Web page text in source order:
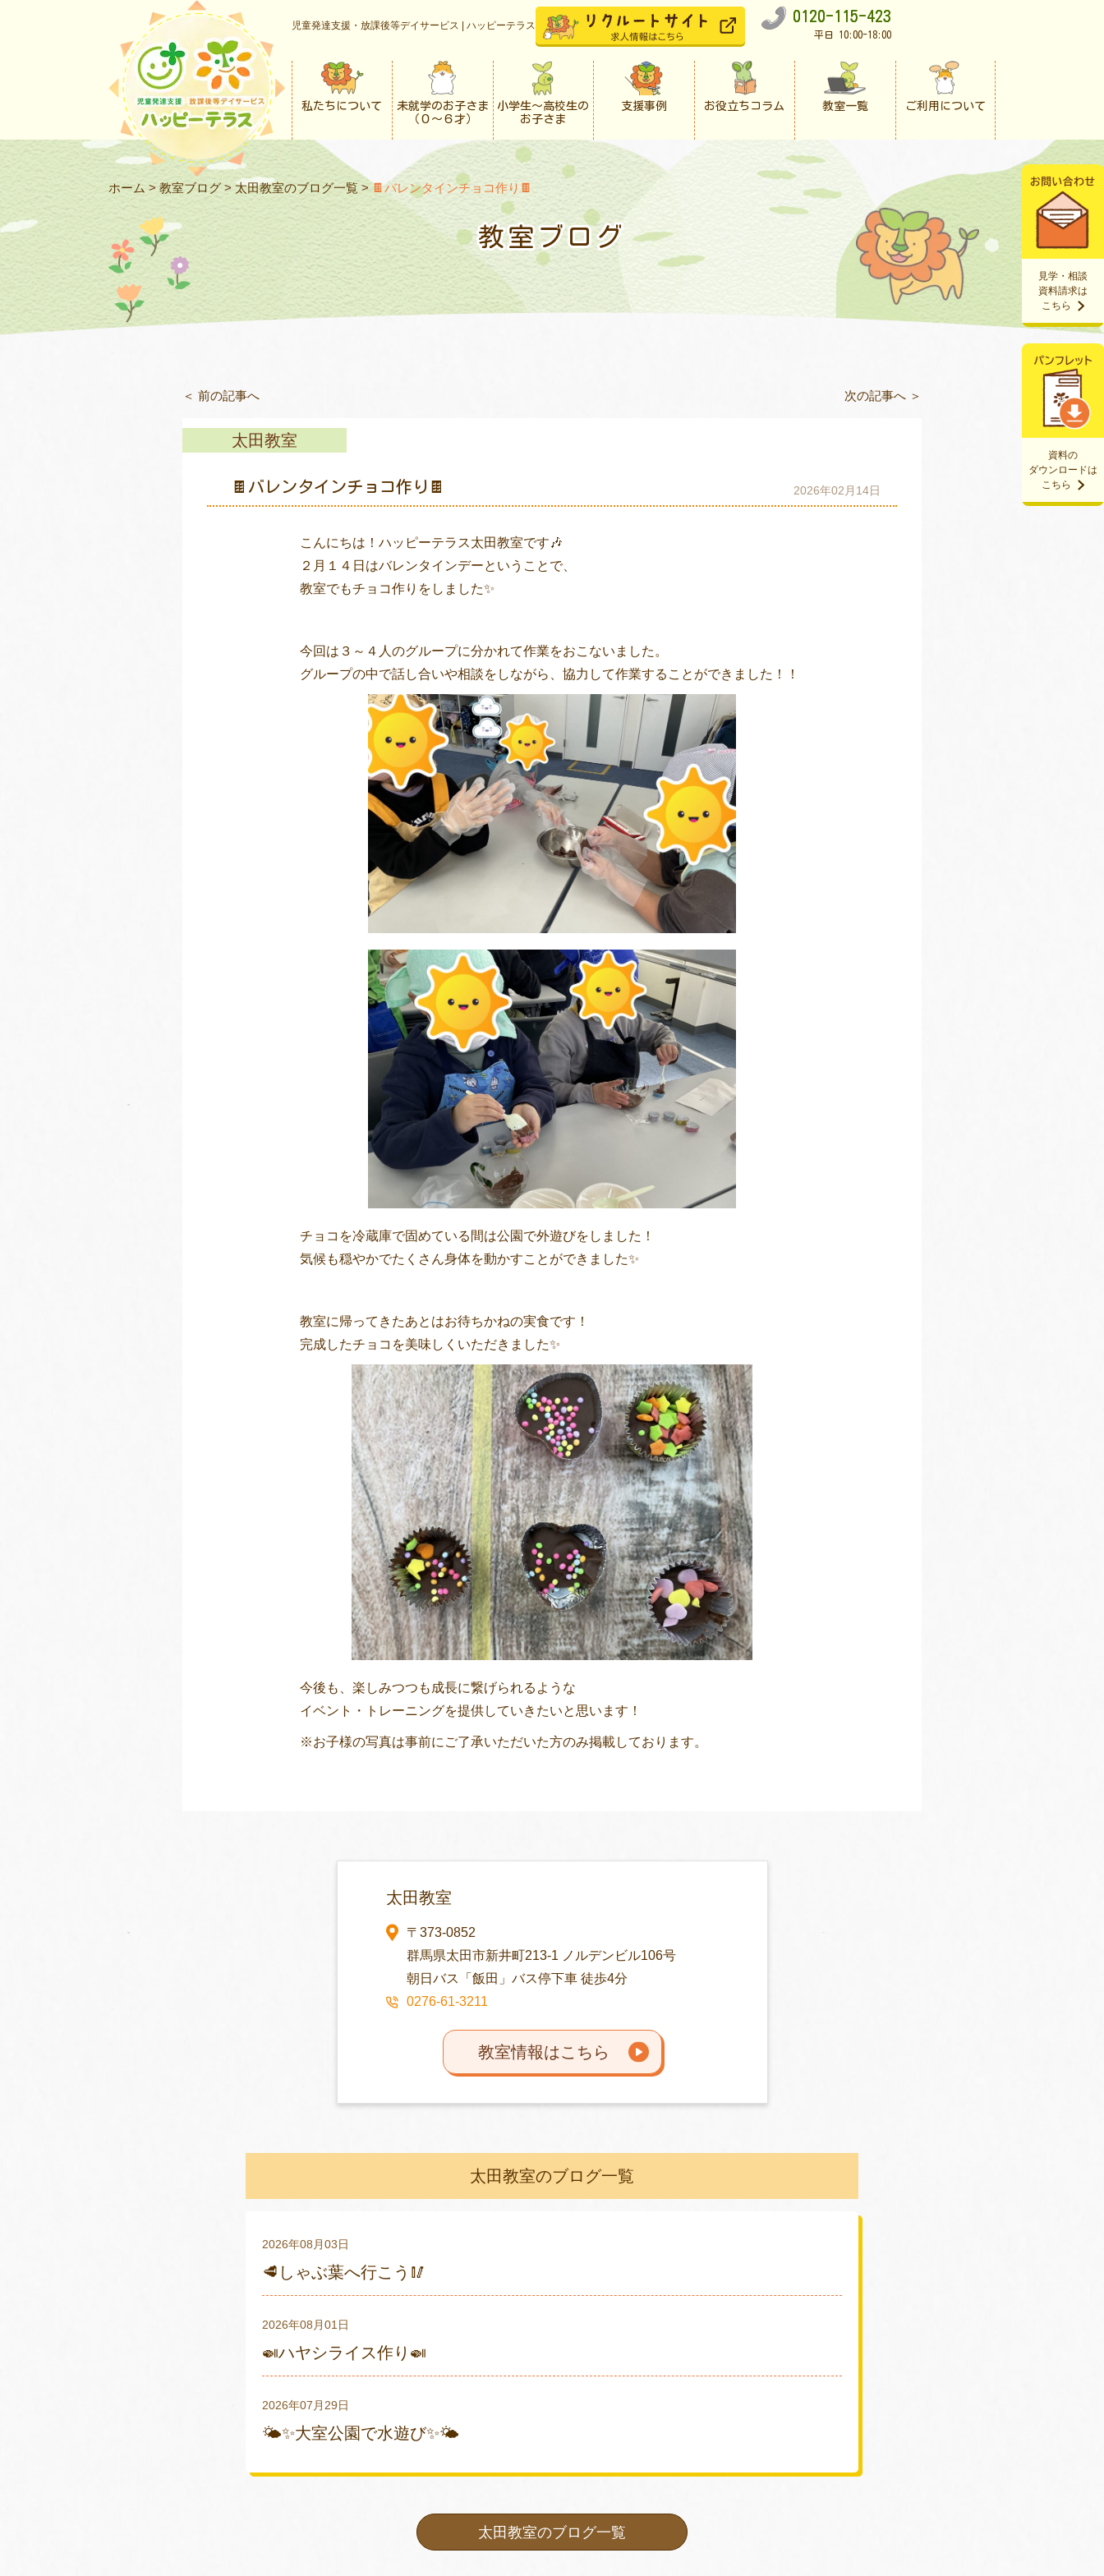
児童発達支援・放課後等デイサービス | ハッピーテラス
0120-115-423
平日 10:00-18:00
私たちについて
未就学のお子さま
（０〜６才）
小学生〜高校生の
お子さま
支援事例 お役立ちコラム 教室一覧 ご利用について
資料の
ダウンロードは
こちら
見学・相談
資料請求は
こちら
ホーム > 教室ブログ > 太田教室のブログ一覧 > 🍫バレンタインチョコ作り🍫
教室ブログ
＜ 前の記事へ 次の記事へ ＞
太田教室
🍫バレンタインチョコ作り🍫 2026年02月14日
こんにちは！ハッピーテラス太田教室です🎶
２月１４日はバレンタインデーということで、
教室でもチョコ作りをしました✨
今回は３～４人のグループに分かれて作業をおこないました。
グループの中で話し合いや相談をしながら、協力して作業することができました！！
チョコを冷蔵庫で固めている間は公園で外遊びをしました！
気候も穏やかでたくさん身体を動かすことができました✨
教室に帰ってきたあとはお待ちかねの実食です！
完成したチョコを美味しくいただきました✨
今後も、楽しみつつも成長に繋げられるような
イベント・トレーニングを提供していきたいと思います！
※お子様の写真は事前にご了承いただいた方のみ掲載しております。
太田教室
〒373-0852
群馬県太田市新井町213-1 ノルデンビル106号
朝日バス「飯田」バス停下車 徒歩4分
0276-61-3211
教室情報はこちら
太田教室のブログ一覧
2026年08月03日
🥩しゃぶ葉へ行こう🥢
2026年08月01日
🍛ハヤシライス作り🍛
2026年07月29日
🌤✨大室公園で水遊び✨🌤
太田教室のブログ一覧